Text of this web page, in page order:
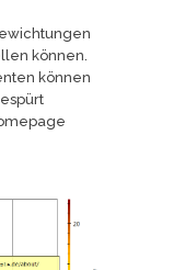
können.
können